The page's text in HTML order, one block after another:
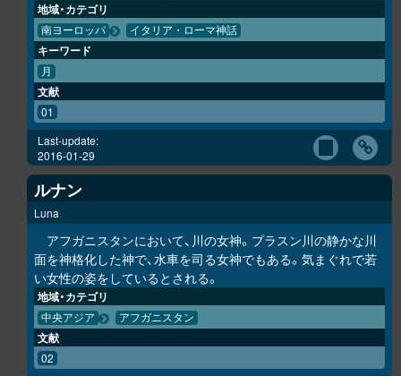
地域・カテゴリ
南ヨーロッパ イタリア・ローマ神話
キーワード
月
文献
01
Last-update:
2016-01-29
ルナン
Luna
アフガニスタンにおいて、川の女神。プラスン川の静かな川
面を神格化した神で、水車を司る女神でもある。気まぐれで若
い女性の姿をしているとされる。
地域・カテゴリ
中央アジア アフガニスタン
文献
02